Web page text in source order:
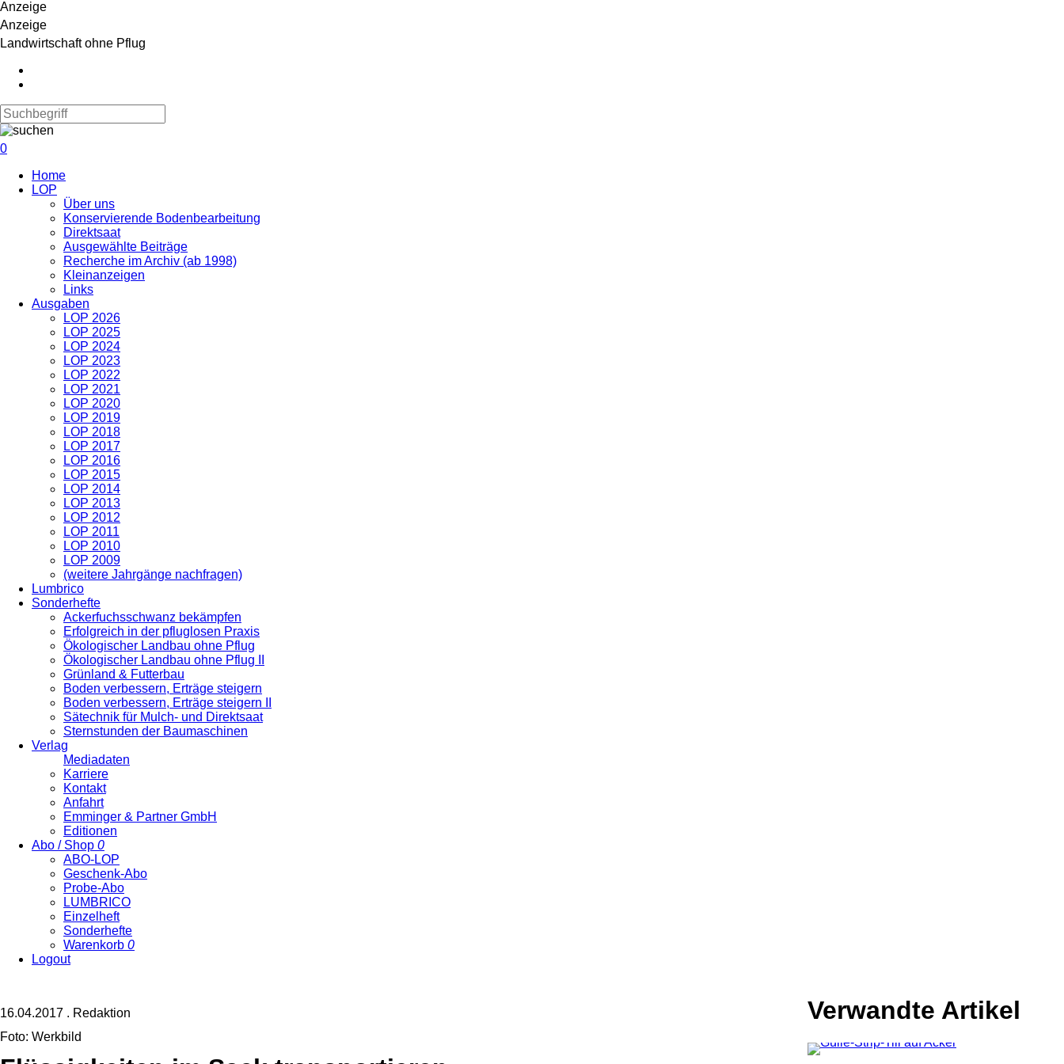
Anzeige
Anzeige
Landwirtschaft ohne Pflug
0
überspringen
Home
LOP
Über uns
Konservierende Bodenbearbeitung
Direktsaat
Ausgewählte Beiträge
Recherche im Archiv (ab 1998)
Kleinanzeigen
Links
Ausgaben
LOP 2026
LOP 2025
LOP 2024
LOP 2023
LOP 2022
LOP 2021
LOP 2020
LOP 2019
LOP 2018
LOP 2017
LOP 2016
LOP 2015
LOP 2014
LOP 2013
LOP 2012
LOP 2011
LOP 2010
LOP 2009
(weitere Jahrgänge nachfragen)
Lumbrico
Sonderhefte
Ackerfuchsschwanz bekämpfen
Erfolgreich in der pfluglosen Praxis
Ökologischer Landbau ohne Pflug
Ökologischer Landbau ohne Pflug II
Grünland & Futterbau
Boden verbessern, Erträge steigern
Boden verbessern, Erträge steigern II
Sätechnik für Mulch- und Direktsaat
Sternstunden der Baumaschinen
Verlag
Mediadaten
Karriere
Kontakt
Anfahrt
Emminger & Partner GmbH
Editionen
Abo / Shop 0
ABO-LOP
Geschenk-Abo
Probe-Abo
LUMBRICO
Einzelheft
Sonderhefte
Warenkorb 0
Logout
16.04.2017 . Redaktion
Foto: Werkbild
Verwandte Artikel